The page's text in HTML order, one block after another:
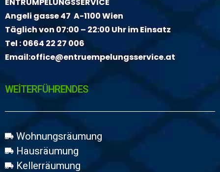
Angeli gasse 47 A-1100 Wien
Täglich von 07:00 – 22:00 Uhr im Einsatz
Tel :0664 22 27 006
Email:office@entruempelungsservice.at
WEİTERFÜHRENDES
Wohnungsräumung
Hausräumung
Kellerräumung